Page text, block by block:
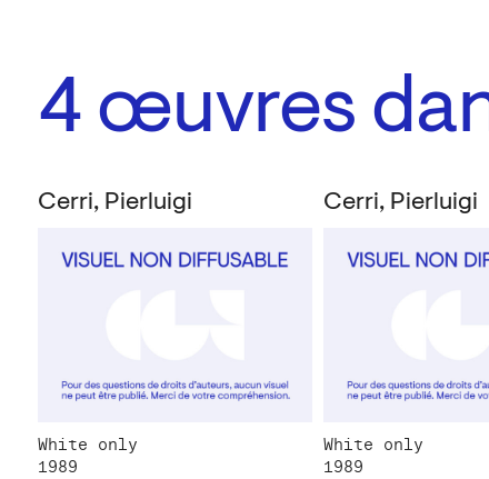
4 œuvres
Cerri, Pierluigi
White only
1989
Cerri, Pierluigi
White only
1989